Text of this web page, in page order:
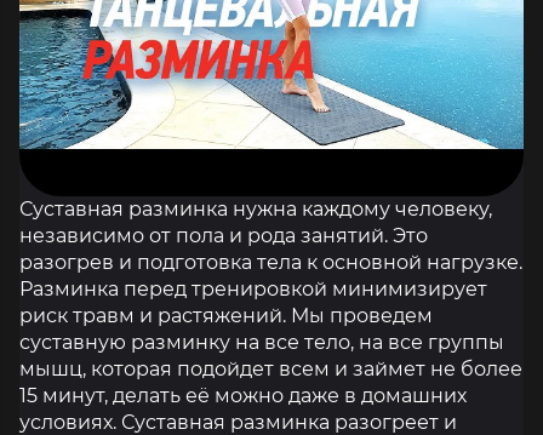
Суставная разминка нужна каждому человеку,
независимо от пола и рода занятий. Это
разогрев и подготовка тела к основной нагрузке.
Разминка перед тренировкой минимизирует
риск травм и растяжений. Мы проведем
суставную разминку на все тело, на все группы
мышц, которая подойдет всем и займет не более
15 минут, делать её можно даже в домашних
условиях. Суставная разминка разогреет и